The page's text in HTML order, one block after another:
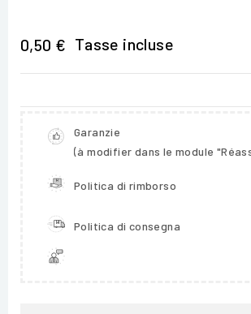
0,50 € Tasse incluse
Garanzie
(à modifier dans le module
Politica di rimborso
Politica di consegna